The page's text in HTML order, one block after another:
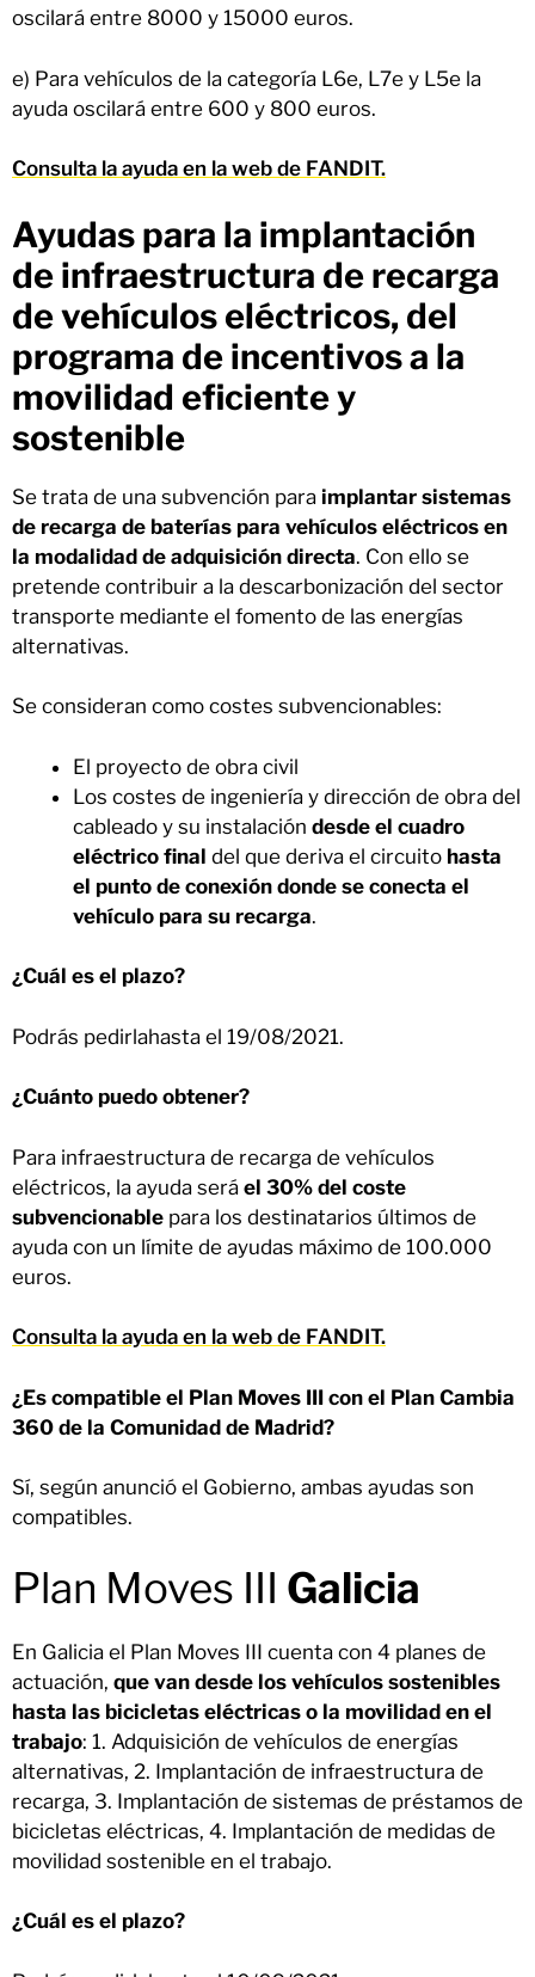
oscilará entre 8000 y 15000 euros.
e) Para vehículos de la categoría L6e, L7e y L5e la
ayuda oscilará entre 600 y 800 euros.
Consulta la ayuda en la web de FANDIT.
Ayudas para la implantación
de infraestructura de recarga
de vehículos eléctricos, del
programa de incentivos a la
movilidad eficiente y
sostenible
Se trata de una subvención para implantar sistemas
de recarga de baterías para vehículos eléctricos en
la modalidad de adquisición directa. Con ello se
pretende contribuir a la descarbonización del sector
transporte mediante el fomento de las energías
alternativas.
Se consideran como costes subvencionables:
El proyecto de obra civil
Los costes de ingeniería y dirección de obra del
cableado y su instalación desde el cuadro
eléctrico final del que deriva el circuito hasta
el punto de conexión donde se conecta el
vehículo para su recarga.
¿Cuál es el plazo?
Podrás pedirlahasta el 19/08/2021.
¿Cuánto puedo obtener?
Para infraestructura de recarga de vehículos
eléctricos, la ayuda será el 30% del coste
subvencionable para los destinatarios últimos de
ayuda con un límite de ayudas máximo de 100.000
euros.
Consulta la ayuda en la web de FANDIT.
¿Es compatible el Plan Moves III con el Plan Cambia
360 de la Comunidad de Madrid?
Sí, según anunció el Gobierno, ambas ayudas son
compatibles.
Plan Moves III Galicia
En Galicia el Plan Moves III cuenta con 4 planes de
actuación, que van desde los vehículos sostenibles
hasta las bicicletas eléctricas o la movilidad en el
trabajo: 1. Adquisición de vehículos de energías
alternativas, 2. Implantación de infraestructura de
recarga, 3. Implantación de sistemas de préstamos de
bicicletas eléctricas, 4. Implantación de medidas de
movilidad sostenible en el trabajo.
¿Cuál es el plazo?